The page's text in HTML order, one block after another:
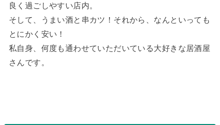
良く過ごしやすい店内。
そして、うまい酒と串カツ！それから、なんといっても
とにかく安い！
私自身、何度も通わせていただいている大好きな居酒屋
さんです。